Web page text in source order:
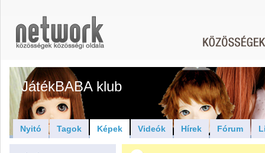
JátékBABA klub
Nyitó Tagok Képek Videók Hírek Fórum